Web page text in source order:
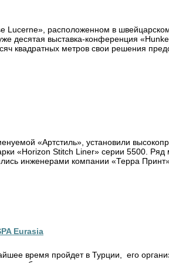
Lucerne», расположенном в
десятая выставка-конференция
квадратных метров свои решения
«Артстиль», установили
«Horizon Stitch Liner» серии 5500. Ряд
инженерами компании «Терра Принт»
Eurasia
время пройдет в Турции, его